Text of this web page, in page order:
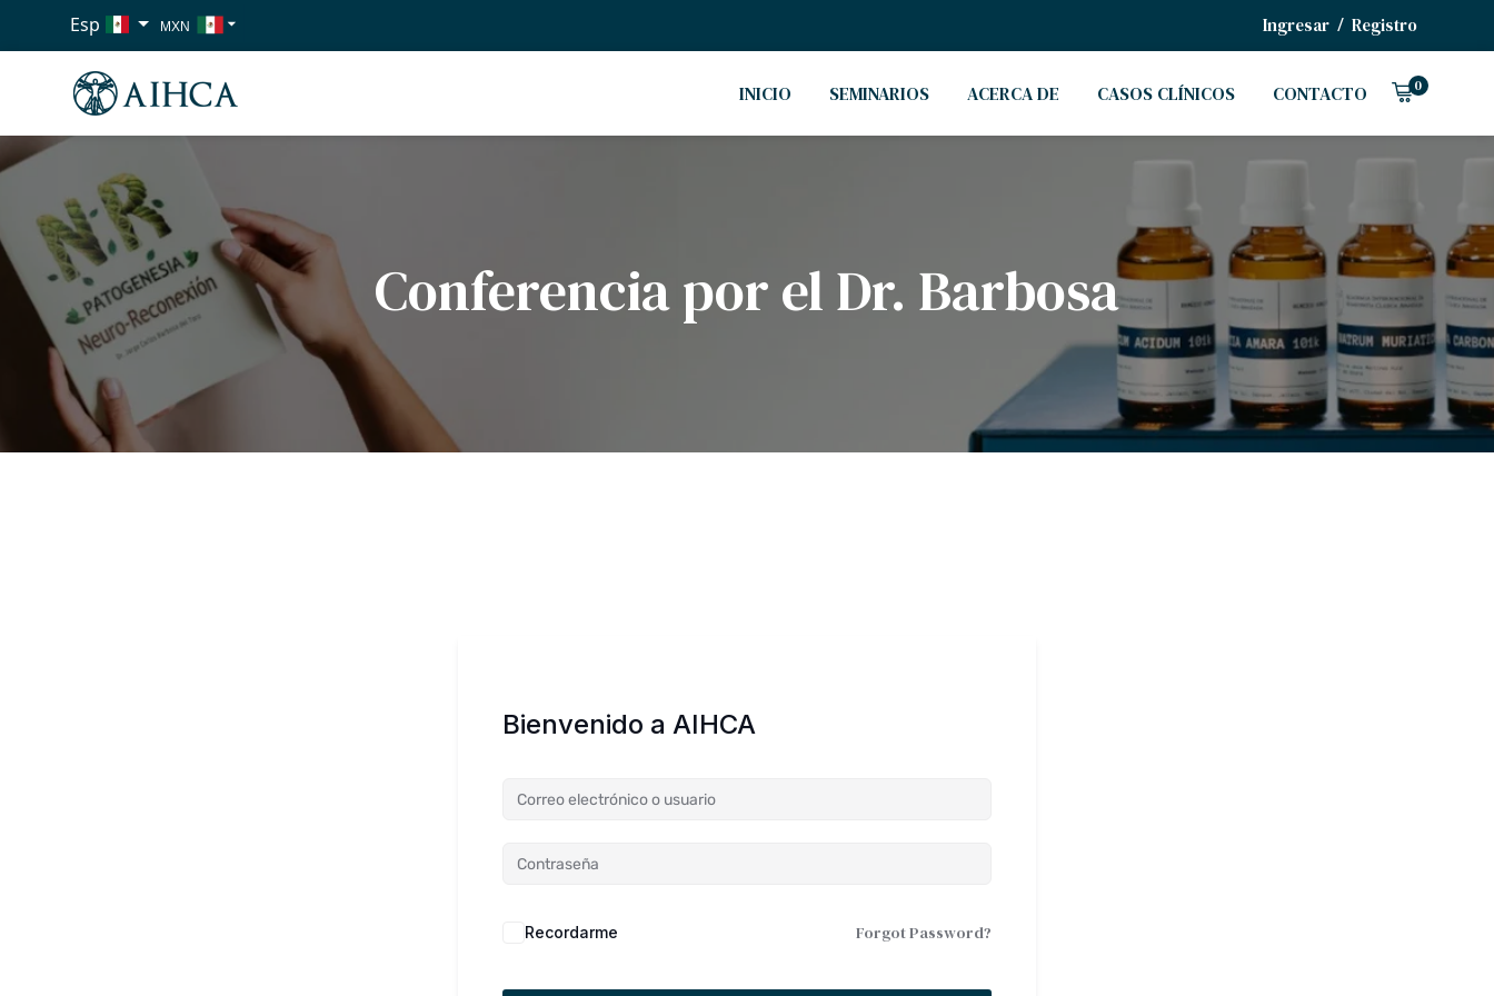
Esp MXN
EUR
Ingresar / Registro
INICIO SEMINARIOS ACERCA DE CASOS CLÍNICOS CONTACTO 0
Conferencia por el Dr. Barbosa
Bienvenido a AIHCA
Recordarme Forgot Password?